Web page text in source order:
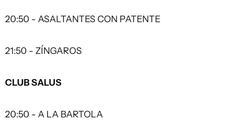
20:50 - ASALTANTES CON PATENTE
21:50 - ZÍNGAROS
CLUB SALUS
20:50 - A LA BARTOLA